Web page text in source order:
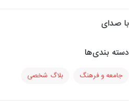
با صدای
دسته بندی‌ها
جامعه و فرهنگ بلاگ شخصی